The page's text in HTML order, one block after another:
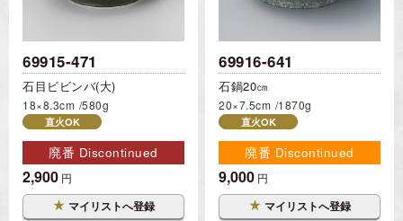
69915-471
石目ビビンバ(大)
18×8.3cm 580g
直火OK
廃番 Discontinued
2,900 円
★ マイリストへ登録
69916-641
石鍋20㎝
20×7.5cm 1870g
直火OK
廃番 Discontinued
9,000 円
★ マイリストへ登録